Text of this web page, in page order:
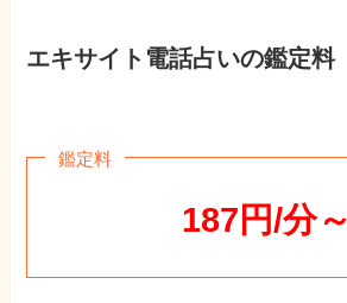
エキサイト電話占いの鑑定料
鑑定料
187円/分～